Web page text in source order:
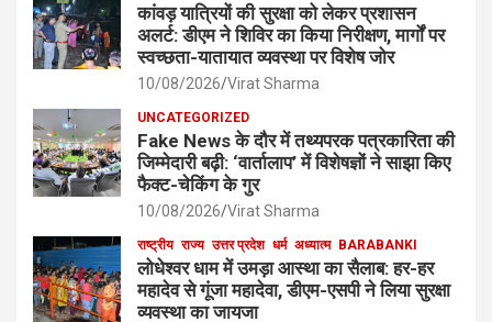
कांवड़ यात्रियों की सुरक्षा को लेकर प्रशासन
अलर्ट: डीएम ने शिविर का किया निरीक्षण, मार्गों पर
स्वच्छता-यातायात व्यवस्था पर विशेष जोर
10/08/2026 Virat Sharma
UNCATEGORIZED
Fake News के दौर में तथ्यपरक पत्रकारिता की
जिम्मेदारी बढ़ी: ‘वार्तालाप’ में विशेषज्ञों ने साझा किए
फैक्ट-चेकिंग के गुर
10/08/2026 Virat Sharma
राष्ट्रीय राज्य उत्तर प्रदेश धर्म अध्यात्म BARABANKI
लोधेश्वर धाम में उमड़ा आस्था का सैलाब: हर-हर
महादेव से गूंजा महादेवा, डीएम-एसपी ने लिया सुरक्षा
व्यवस्था का जायजा